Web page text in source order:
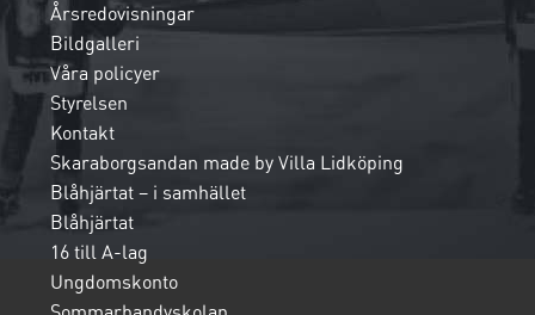
Årsredovisningar
Bildgalleri
Våra policyer
Styrelsen
Kontakt
Skaraborgsandan made by Villa Lidköping
Blåhjärtat – i samhället
Blåhjärtat
16 till A-lag
Ungdomskonto